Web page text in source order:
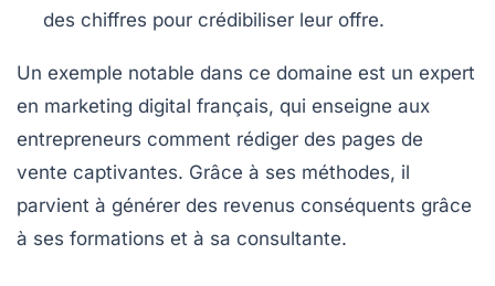
des chiffres pour crédibiliser leur offre.
Un exemple notable dans ce domaine est un expert
en marketing digital français, qui enseigne aux
entrepreneurs comment rédiger des pages de
vente captivantes. Grâce à ses méthodes, il
parvient à générer des revenus conséquents grâce
à ses formations et à sa consultante.